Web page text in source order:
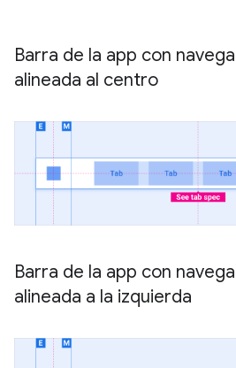
Barra de la app con
alineada al centro
Barra de la app con
alineada a la izquierda